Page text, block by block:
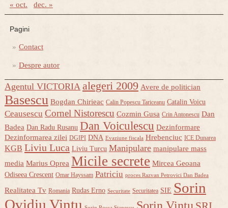
« oct. dec. »
Pagini
Contact
Despre autor
Agentul VICTORIA alegeri 2009 Avere de politician
Basescu Bogdan Chirieac Calin Popescu Tariceanu Catalin Voicu
Ceausescu Cornel Nistorescu Cozmin Gusa Crin Antonescu Dan
Badea Dan Radu Rusanu Dan Voiculescu Dezinformare
Dezinformarea zilei DGIPI DNA Evaziune fiscala Hrebenciuc ICE Dunarea
KGB Liviu Luca Liviu Turcu Manipulare manipulare mass
media Marius Oprea Micile secrete Mircea Geoana
Odiseea Crescent Omar Hayssam Patriciu proces Razvan Petrovici Dan Badea
Realitatea Tv Romania Rudas Erno Securitate Securitatea SIE Sorin
Ovidiu Vintu
Sorin Vintu